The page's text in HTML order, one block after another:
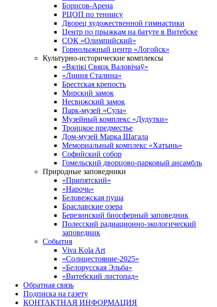
Борисов-Арена
РЦОП по теннису
Дворец художественной гимнастики
Центр по прыжкам на батуте в Витебске
СОК «Олимпийский»
Горнолыжный центр «Логойск»
Культурно-исторические комплексы
«Вялікі Свяцк Валовічаў»
«Линия Сталина»
Брестская крепость
Мирский замок
Несвижский замок
Парк-музей «Сула»
Музейный комплекс «Дудутки»
Троицкое предместье
Дом-музей Марка Шагала
Мемориальный комплекс «Хатынь»
Софийский собор
Гомельский дворцово-парковый ансамбль
Природные заповедники
«Припятский»
«Нарочь»
Беловежская пуща
Браславские озера
Березинский биосферный заповедник
Полесский радиационно-экологический
заповедник
События
Viva Kola Art
«Солнцестояние-2025»
«Белорусская Эльба»
«Витебский листопад»
Обратная связь
Подписка на газету
КОНТАКТНАЯ ИНФОРМАЦИЯ